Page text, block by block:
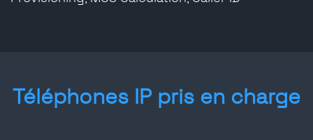
Téléphones IP pris en charge